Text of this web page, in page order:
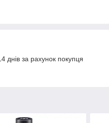
днів за рахунок покупця